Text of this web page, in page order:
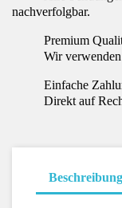
nachverfolgbar.
Premium
Wir
Einfache
Direkt auf
Beschreibung